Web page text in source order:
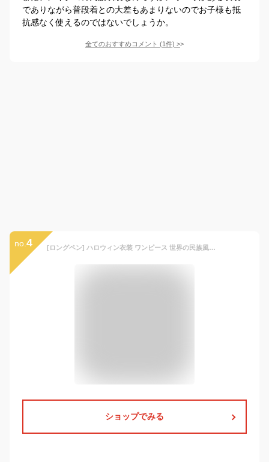
でありながら普段着との大差もあまりないのでお子様も抵
抗感なく使えるのではないでしょうか。
全てのおすすめコメント (1件) >
no. 4 [ロングペン] ハロウィン衣装 ワンピース 世界の民族風情 スコットランドスカート 亡霊節 舞踊の服装 子供 コスプレ キッズ コスプレ 子供服 女の子 仮装 学校 ハロウィン 衣装 発表会 お出かけ 演出 (S(3-4歳)
ショップでみる